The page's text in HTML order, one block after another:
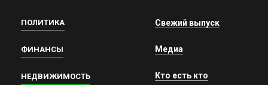
ПОЛИТИКА
ФИНАНСЫ
НЕДВИЖИМОСТЬ
Свежий выпуск
Медиа
Кто есть кто